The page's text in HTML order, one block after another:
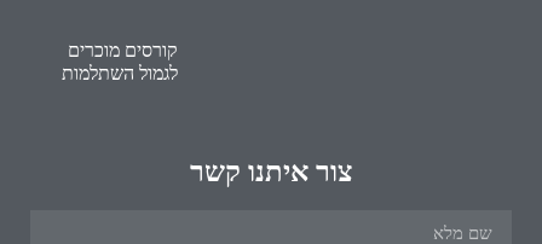
קורסים מוכרים
לגמול השתלמות
צור איתנו קשר